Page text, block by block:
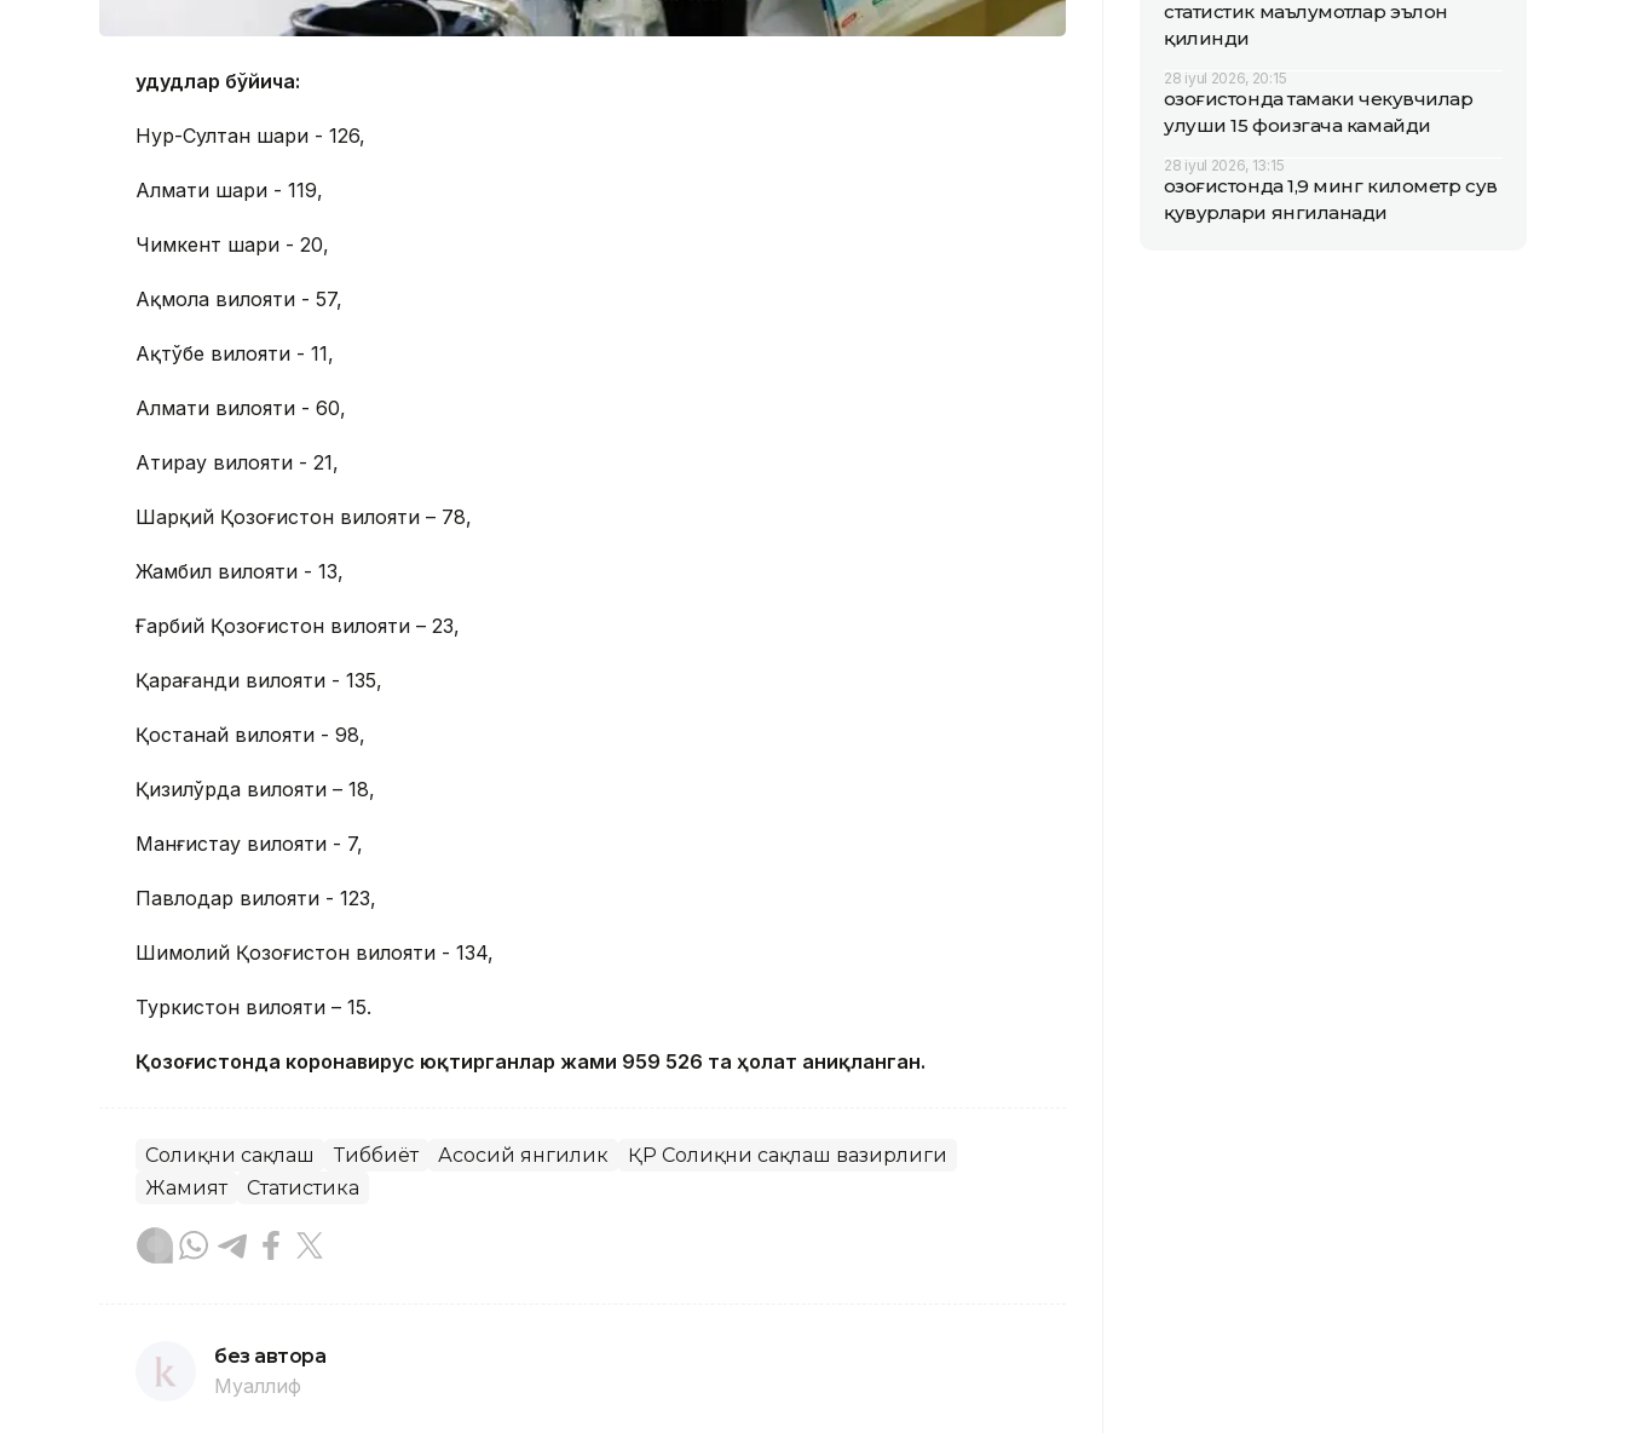
Ҳудудлар бўйича:
Нур-Султан шаҳри - 126,
Алмати шаҳри - 119,
Чимкент шаҳри - 20,
Ақмола вилояти - 57,
Ақтўбе вилояти - 11,
Алмати вилояти - 60,
Атирау вилояти - 21,
Шарқий Қозоғистон вилояти – 78,
Жамбил вилояти - 13,
Ғарбий Қозоғистон вилояти – 23,
Қарағанди вилояти - 135,
Қостанай вилояти - 98,
Қизилўрда вилояти – 18,
Манғистау вилояти - 7,
Павлодар вилояти - 123,
Шимолий Қозоғистон вилояти - 134,
Туркистон вилояти – 15.
Қозоғистонда коронавирус юқтирганлар жами 959 526 та ҳолат аниқланган.
Соғлиқни сақлаш Тиббиёт Асосий янгилик
ҚР Соғлиқни сақлаш вазирлиги
Жамият
Статистика
без автора
Муаллиф
статистик маълумотлар эълон
қилинди
28 iyul 2026, 20:15
Қозоғистонда тамаки чекувчилар
улуши 15 фоизгача камайди
28 iyul 2026, 13:15
Қозоғистонда 1,9 минг километр сув
қувурлари янгиланади